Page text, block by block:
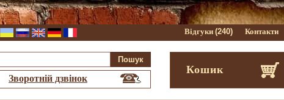
Відгуки (240) Контакти
Зворотній дзвінок
Кошик